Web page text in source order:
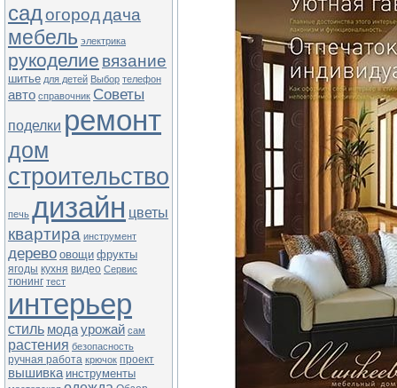
садогороддача
мебель электрика
рукоделие вязание
шитье для детей Выбор телефон
авто справочник Советы
поделки ремонт
дом
строительство
печь дизайн цветы
квартира инструмент
дерево овощи фрукты
ягоды кухня видео Сервис
тюнинг тест
интерьер
стиль модаурожай сам
растения безопасность
ручная работа крючок проект
вышивка инструменты